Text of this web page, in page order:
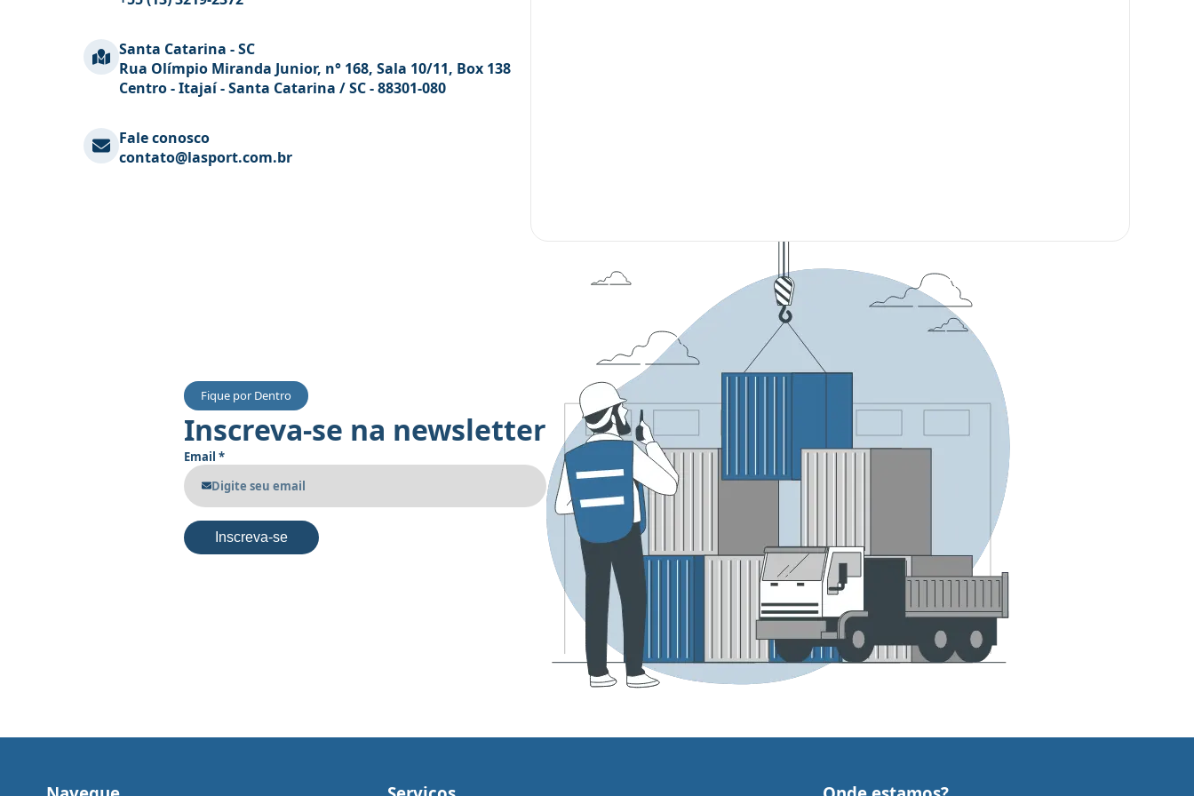
Santa Catarina - SC
Rua Olímpio Miranda Junior, n° 168, Sala 10/11, Box 138
Centro - Itajaí - Santa Catarina / SC - 88301-080
Fale conosco
contato@lasport.com.br
Fique por Dentro
Inscreva-se na newsletter
Email *
Inscreva-se